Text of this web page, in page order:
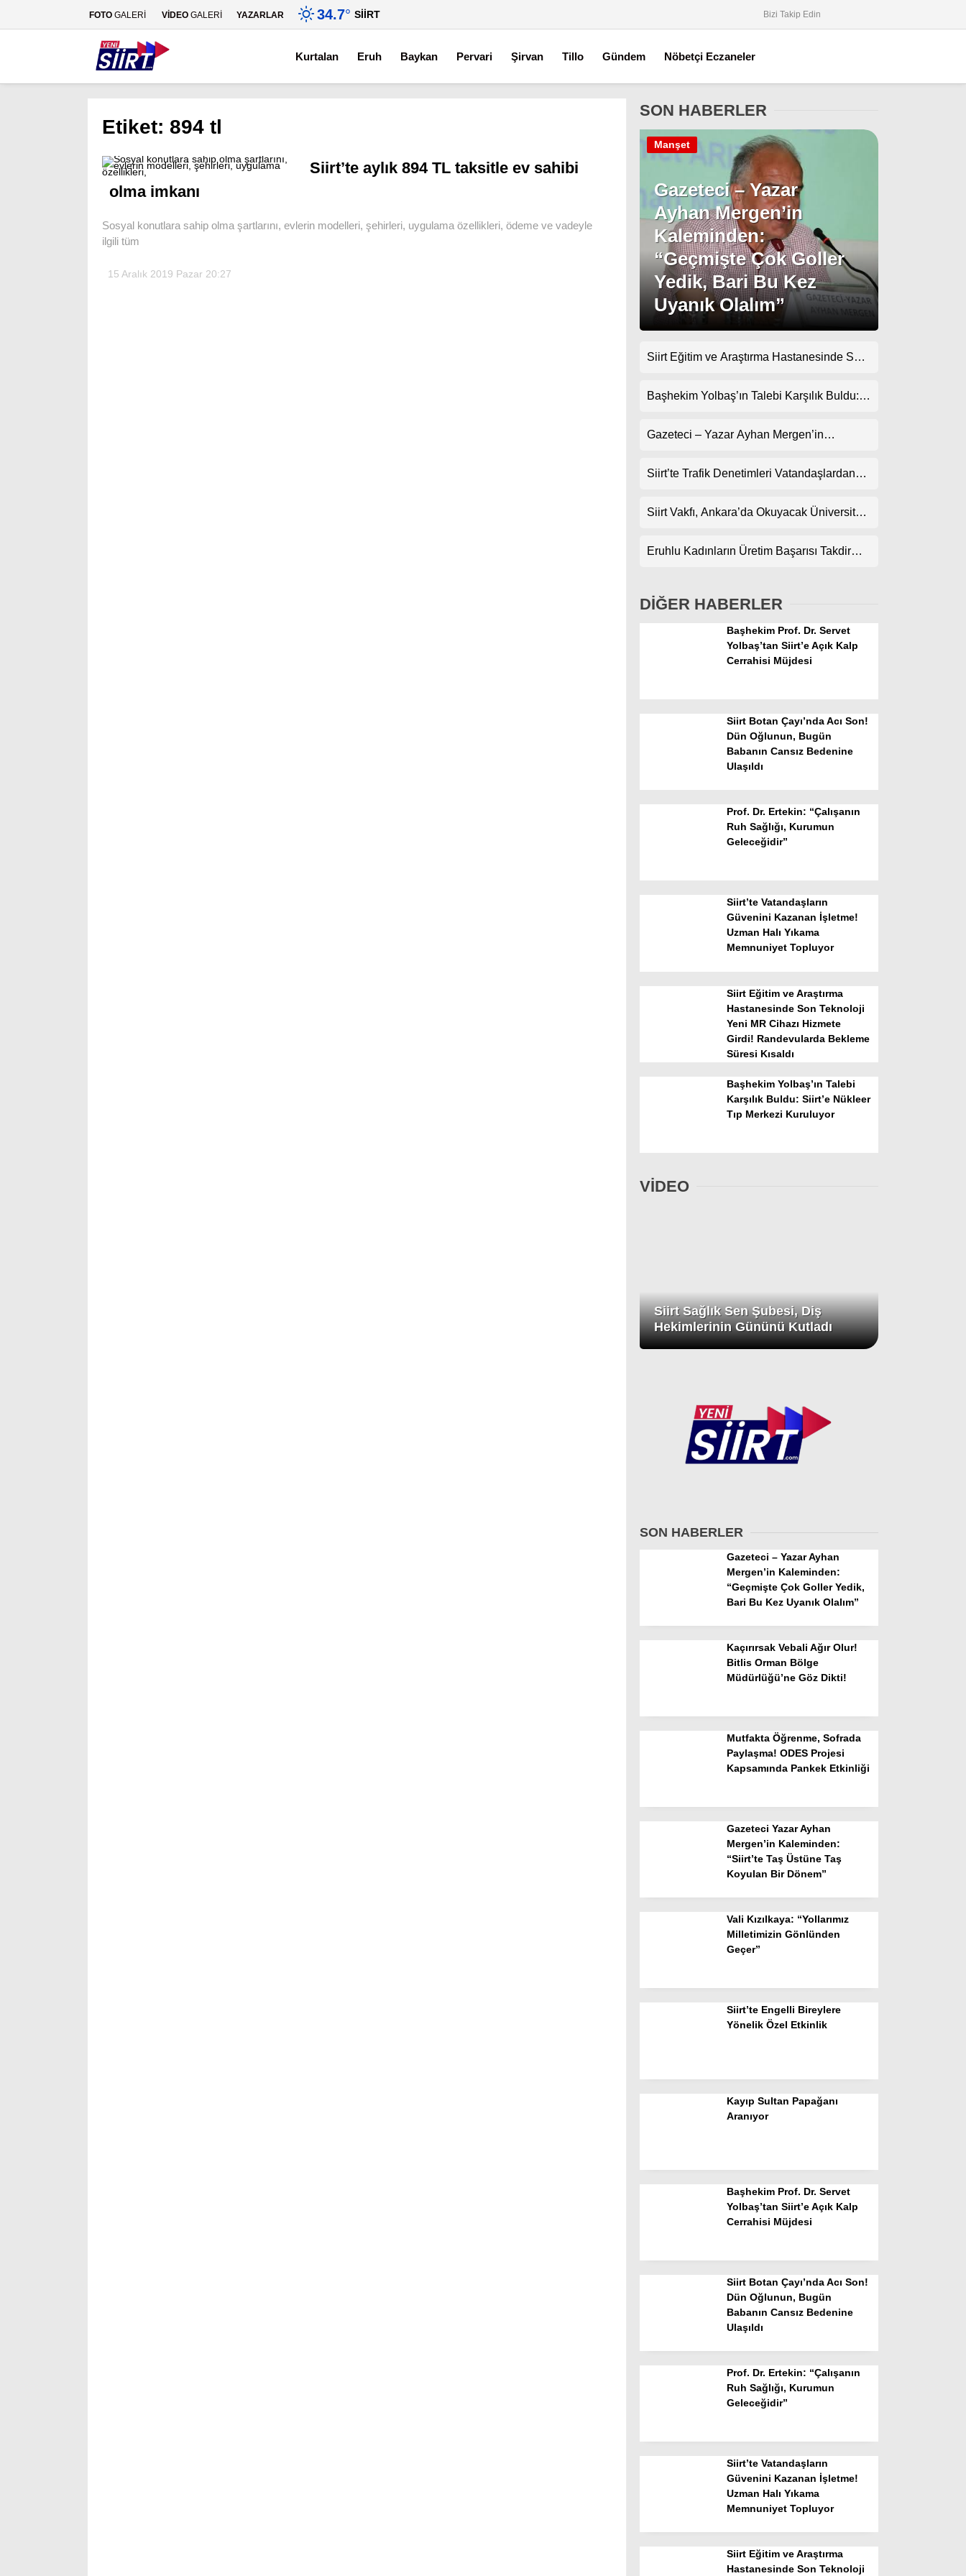
Gündem
Spor
Magazin
Instagram
FOTO GALERİ VİDEO GALERİ YAZARLAR 34.7° SIIRT Bizi Takip Edin
Kurtalan Eruh Baykan Pervari Şirvan Tillo Gündem Nöbetçi Eczaneler
Etiket: 894 tl
Siirt’te aylık 894 TL taksitle ev sahibi
olma imkanı
Sosyal konutlara sahip olma şartlarını, evlerin modelleri, şehirleri, uygulama özellikleri, ödeme ve vadeyle
ilgili tüm
15 Aralık 2019 Pazar 20:27
SON HABERLER
Gazeteci – Yazar
Ayhan Mergen’in
Kaleminden:
“Geçmişte Çok Goller
Yedik, Bari Bu Kez
Uyanık Olalım”
Manşet
Siirt Eğitim ve Araştırma Hastanesinde Son
Randevularda Bekleme Süresi Kısaldı
Başhekim Yolbaş’ın Talebi Karşılık Buldu:
Gazeteci – Yazar Ayhan Mergen’in
Kuralları”
Siirt’te Trafik Denetimleri Vatandaşlardan
Siirt Vakfı, Ankara’da Okuyacak Üniversite
Eruhlu Kadınların Üretim Başarısı Takdir
DİĞER HABERLER
Başhekim Prof. Dr. Servet
Yolbaş’tan Siirt’e Açık Kalp
Cerrahisi Müjdesi
Siirt Botan Çayı’nda Acı Son!
Dün Oğlunun, Bugün
Babanın Cansız Bedenine
Ulaşıldı
Prof. Dr. Ertekin: “Çalışanın
Ruh Sağlığı, Kurumun
Geleceğidir”
Siirt’te Vatandaşların
Güvenini Kazanan İşletme!
Uzman Halı Yıkama
Memnuniyet Topluyor
Siirt Eğitim ve Araştırma
Hastanesinde Son Teknoloji
Yeni MR Cihazı Hizmete
Girdi! Randevularda Bekleme
Süresi Kısaldı
Başhekim Yolbaş’ın Talebi
Karşılık Buldu: Siirt’e Nükleer
Tıp Merkezi Kuruluyor
VİDEO
Siirt Sağlık Sen Şubesi, Diş
Hekimlerinin Gününü Kutladı
SON HABERLER
Gazeteci – Yazar Ayhan
Mergen’in Kaleminden:
“Geçmişte Çok Goller Yedik,
Bari Bu Kez Uyanık Olalım”
Kaçırırsak Vebali Ağır Olur!
Bitlis Orman Bölge
Müdürlüğü’ne Göz Dikti!
Mutfakta Öğrenme, Sofrada
Paylaşma! ODES Projesi
Kapsamında Pankek Etkinliği
Gazeteci Yazar Ayhan
Mergen’in Kaleminden:
“Siirt’te Taş Üstüne Taş
Koyulan Bir Dönem”
Vali Kızılkaya: “Yollarımız
Milletimizin Gönlünden
Geçer”
Siirt’te Engelli Bireylere
Yönelik Özel Etkinlik
Kayıp Sultan Papağanı
Aranıyor
Başhekim Prof. Dr. Servet
Yolbaş’tan Siirt’e Açık Kalp
Cerrahisi Müjdesi
Siirt Botan Çayı’nda Acı Son!
Dün Oğlunun, Bugün
Babanın Cansız Bedenine
Ulaşıldı
Prof. Dr. Ertekin: “Çalışanın
Ruh Sağlığı, Kurumun
Geleceğidir”
Siirt’te Vatandaşların
Güvenini Kazanan İşletme!
Uzman Halı Yıkama
Memnuniyet Topluyor
Siirt Eğitim ve Araştırma
Hastanesinde Son Teknoloji